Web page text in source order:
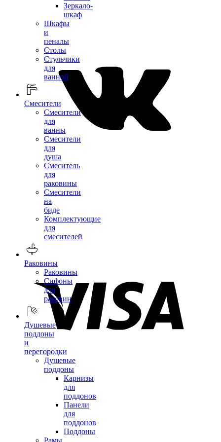
Зеркало-
шкаф
Шкафы
и
пеналы
Столы
Стульчики
для
ванной
Смесители
Смесители
для
ванны
Смесители
для
душа
Смеситель
для
раковины
Смесители
на
биде
Комплектующие
для
смесителей
Раковины
Раковины
Сифоны
для
раковин
Душевые
поддоны
и
перегородки
Душевые
поддоны
Карнизы
для
поддонов
Панели
для
поддонов
Поддоны